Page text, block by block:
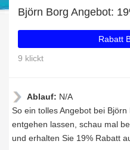
Rabatt
9 klickt
Ablauf: N/A
So ein tolles Angebot bei
entgehen lassen, schau mal
und erhalten Sie 19% Rabatt